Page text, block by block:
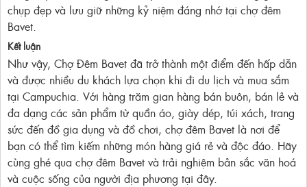
chụp đẹp và lưu giữ những kỷ niệm đáng nhớ tại chợ đêm
Bavet.
Kết luận
Như vậy, Chợ Đêm Bavet đã trở thành một điểm đến hấp dẫn
và được nhiều du khách lựa chọn khi đi du lịch và mua sắm
tại Campuchia. Với hàng trăm gian hàng bán buôn, bán lẻ và
đa dạng các sản phẩm từ quần áo, giày dép, túi xách, trang
sức đến đồ gia dụng và đồ chơi, chợ đêm Bavet là nơi để
bạn có thể tìm kiếm những món hàng giá rẻ và độc đáo. Hãy
cùng ghé qua chợ đêm Bavet và trải nghiệm bản sắc văn hoá
và cuộc sống của người địa phương tại đây.